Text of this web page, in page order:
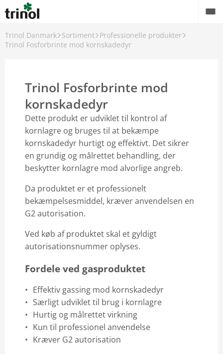
Trinol Danmark Sortiment Professionelle produkter
Trinol Fosforbrinte mod kornskadedyr
Trinol Fosforbrinte mod
kornskadedyr
Dette produkt er udviklet til kontrol af
kornlagre og bruges til at bekæmpe
kornskadedyr hurtigt og effektivt. Det sikrer
en grundig og målrettet behandling, der
beskytter kornlagre mod alvorlige angreb.
Da produktet er et professionelt
bekæmpelsesmiddel, kræver anvendelsen en
G2 autorisation.
Ved køb af produktet skal et gyldigt
autorisationsnummer oplyses.
Fordele ved gasproduktet
Effektiv gassing mod kornskadedyr
Særligt udviklet til brug i kornlagre
Hurtig og målrettet virkning
Kun til professionel anvendelse
Kræver G2 autorisation
Sortiment
Råd og vejledning til Trinol produkter
Om Trinol
Karriere